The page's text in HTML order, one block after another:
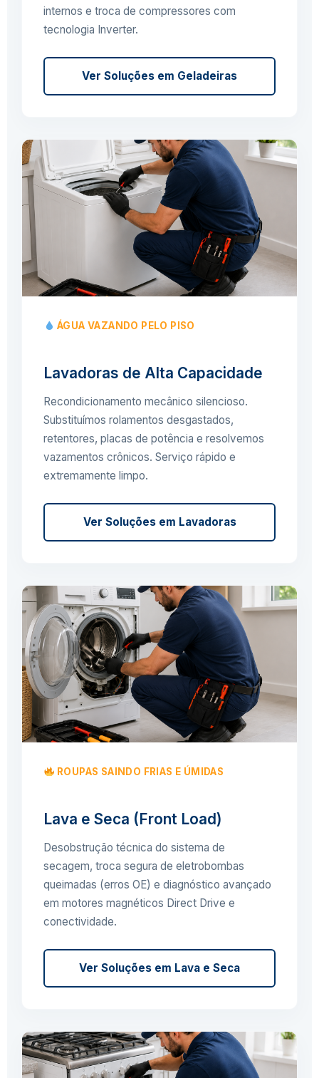
internos e troca de compressores com
tecnologia Inverter.
Ver Soluções em Geladeiras
ÁGUA VAZANDO PELO PISO
Lavadoras de Alta Capacidade
Recondicionamento mecânico silencioso.
Substituímos rolamentos desgastados,
retentores, placas de potência e resolvemos
vazamentos crônicos. Serviço rápido e
extremamente limpo.
Ver Soluções em Lavadoras
ROUPAS SAINDO FRIAS E ÚMIDAS
Lava e Seca (Front Load)
Desobstrução técnica do sistema de
secagem, troca segura de eletrobombas
queimadas (erros OE) e diagnóstico avançado
em motores magnéticos Direct Drive e
conectividade.
Ver Soluções em Lava e Seca